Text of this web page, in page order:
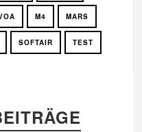
M4 MARS
SOFTAIR TEST